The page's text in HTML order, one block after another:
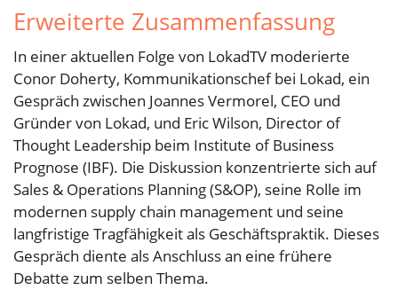
Erweiterte Zusammenfassung
In einer aktuellen Folge von LokadTV moderierte
Conor Doherty, Kommunikationschef bei Lokad, ein
Gespräch zwischen Joannes Vermorel, CEO und
Gründer von Lokad, und Eric Wilson, Director of
Thought Leadership beim Institute of Business
Prognose (IBF). Die Diskussion konzentrierte sich auf
Sales & Operations Planning (S&OP), seine Rolle im
modernen supply chain management und seine
langfristige Tragfähigkeit als Geschäftspraktik. Dieses
Gespräch diente als Anschluss an eine frühere
Debatte zum selben Thema.